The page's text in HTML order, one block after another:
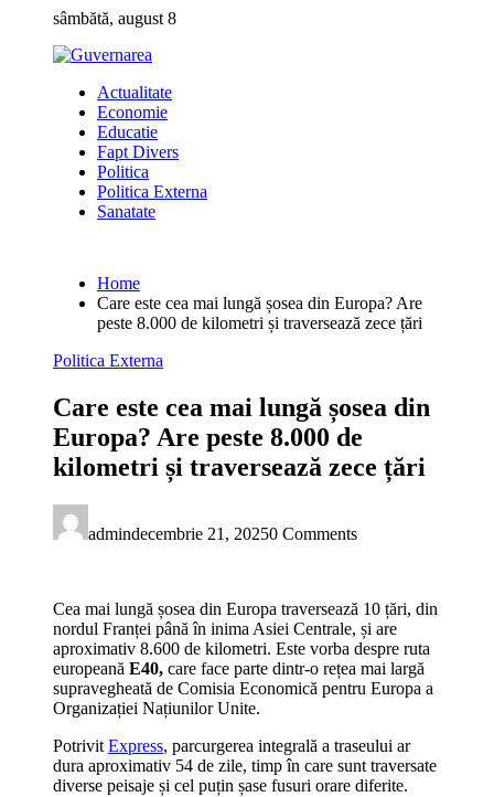
content
sâmbătă, august 8
Actualitate
Economie
Educatie
Fapt Divers
Politica
Politica Externa
Sanatate
Home
Care este cea mai lungă șosea din Europa? Are
peste 8.000 de kilometri și traversează zece țări
Politica Externa
Care este cea mai lungă șosea din
Europa? Are peste 8.000 de
kilometri și traversează zece țări
admindecembrie 21, 20250 Comments
Cea mai lungă șosea din Europa traversează 10 țări, din
nordul Franței până în inima Asiei Centrale, și are
aproximativ 8.600 de kilometri. Este vorba despre ruta
europeană E40, care face parte dintr-o rețea mai largă
supravegheată de Comisia Economică pentru Europa a
Organizației Națiunilor Unite.
Potrivit Express, parcurgerea integrală a traseului ar
dura aproximativ 54 de zile, timp în care sunt traversate
diverse peisaje și cel puțin șase fusuri orare diferite.